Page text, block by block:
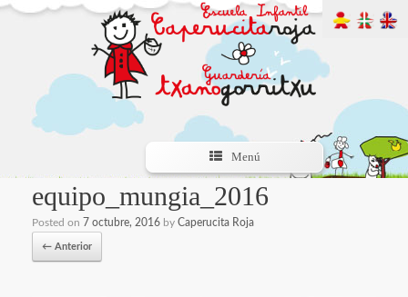
Menú
equipo_mungia_2016
Posted on 7 octubre, 2016 by Caperucita Roja
← Anterior